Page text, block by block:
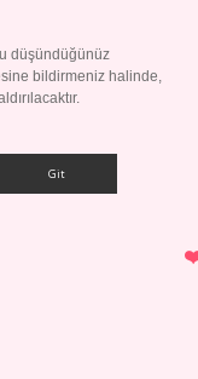
düşündüğünüz
bildirmeniz halinde,